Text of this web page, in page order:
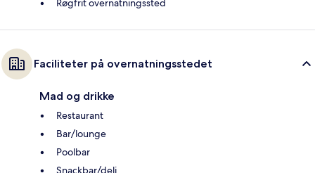
Røgfrit overnatningssted
Faciliteter på overnatningsstedet
Mad og drikke
Restaurant
Bar/lounge
Poolbar
Snackbar/deli